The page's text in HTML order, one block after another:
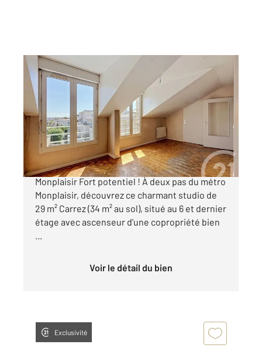
LYON 69008
29,17 m2, 1 pièce
Appartement F1 à vendre
159 000 €
Studio avec alcôve Dernier étage Cœur de
Monplaisir Fort potentiel ! À deux pas du métro
Monplaisir, découvrez ce charmant studio de
29 m² Carrez (34 m² au sol), situé au 6 et dernier
étage avec ascenseur d'une copropriété bien
...
Voir le détail du bien
Exclusivité